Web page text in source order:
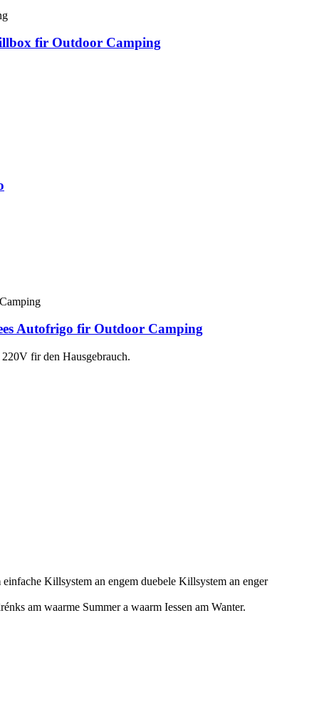
fir Outdoor Camping
Autofrigo fir Outdoor Camping
fir den Hausgebrauch.
Killsystem an engem duebele Killsystem an enger
am waarme Summer a waarm Iessen am Wanter.